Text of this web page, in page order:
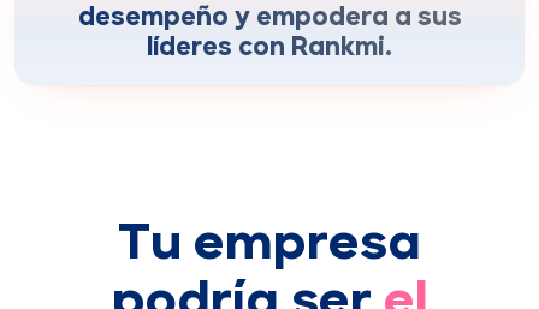
desempeño y empodera a sus
líderes con Rankmi.
Tu empresa